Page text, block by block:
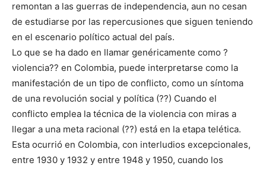
remontan a las guerras de independencia, aun no cesan
de estudiarse por las repercusiones que siguen teniendo
en el escenario político actual del país.
Lo que se ha dado en llamar genéricamente como ?
violencia?? en Colombia, puede interpretarse como la
manifestación de un tipo de conflicto, como un síntoma
de una revolución social y política (??) Cuando el
conflicto emplea la técnica de la violencia con miras a
llegar a una meta racional (??) está en la etapa telética.
Esta ocurrió en Colombia, con interludios excepcionales,
entre 1930 y 1932 y entre 1948 y 1950, cuando los